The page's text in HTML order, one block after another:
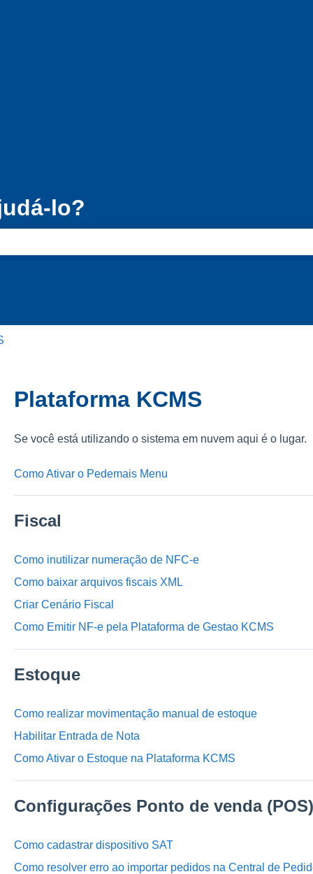
traduções
lo?
Plataforma KCMS
Se você está utilizando o sistema em nuvem aqui é o lugar.
Como Ativar o Pedemais Menu
Fiscal
Como inutilizar numeração de NFC-e
Como baixar arquivos fiscais XML
Criar Cenário Fiscal
Como Emitir NF-e pela Plataforma de Gestao KCMS
Estoque
Como realizar movimentação manual de estoque
Habilitar Entrada de Nota
Como Ativar o Estoque na Plataforma KCMS
Configurações Ponto de venda (POS)
Como cadastrar dispositivo SAT
Como resolver erro ao importar pedidos na Central de